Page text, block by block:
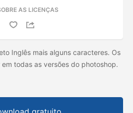
AS LICENÇAS
Inglês mais alguns caracteres. Os
todas as versões do photoshop.